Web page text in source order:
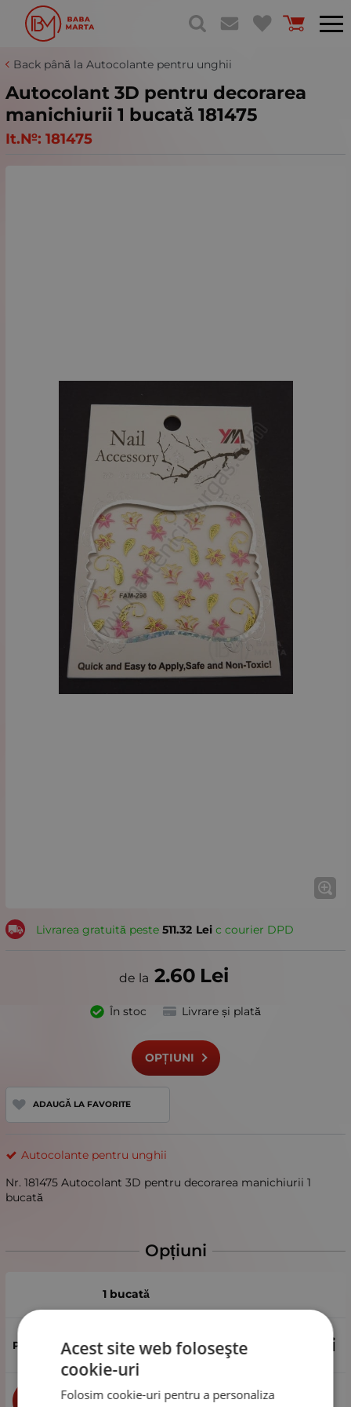
Back până la Autocolante pentru unghii
Autocolant 3D pentru decorarea
manichiurii 1 bucată 181475
It.№: 181475
Livrarea gratuită peste 511.32 Leiс courier DPD
2.60 Lei
În stoc Livrare și plată
OPȚIUNI
ADAUGĂ LA FAVORITE
Autocolante pentru unghii
Nr. 181475 Autocolant 3D pentru decorarea manichiurii 1
bucată
Opțiuni
1 bucată
Lei
buc CUMPĂRĂ
Acest site web folosește
cookie-uri
Folosim cookie-uri pentru a personaliza